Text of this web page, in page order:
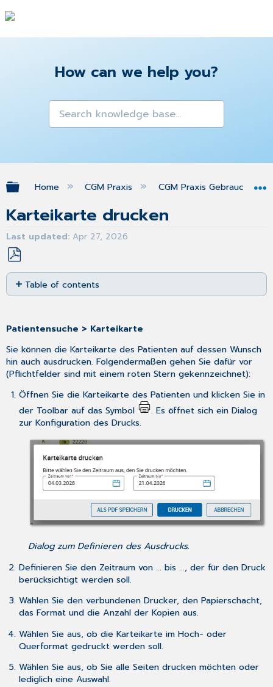
How can we help you?
Expand/collapse global hierarchy
Home CGM Praxis CGM Praxis
Karteikarte drucken
Last updated Apr 27, 2026
Save
as
PDF
Table of contents
No
Patientensuche > Karteikarte
Sie können die Karteikarte des Patienten auf dessen Wunsch
hin auch ausdrucken. Folgendermaßen gehen Sie dafür vor
(Pflichtfelder sind mit einem roten Stern gekennzeichnet):
Öffnen Sie die Karteikarte des Patienten und klicken Sie in
der Toolbar auf das Symbol
. Es öffnet sich ein Dialog
zur Konfiguration des Drucks.
Dialog zum Definieren des Ausdrucks.
Definieren Sie den Zeitraum von ... bis ..., der für den Druck
berücksichtigt werden soll.
Wählen Sie den verbundenen Drucker, den Papierschacht,
das Format und die Anzahl der Kopien aus.
Wählen Sie aus, ob die Karteikarte im Hoch- oder
Querformat gedruckt werden soll.
Wählen Sie aus, ob Sie alle Seiten drucken möchten oder
lediglich eine Auswahl.